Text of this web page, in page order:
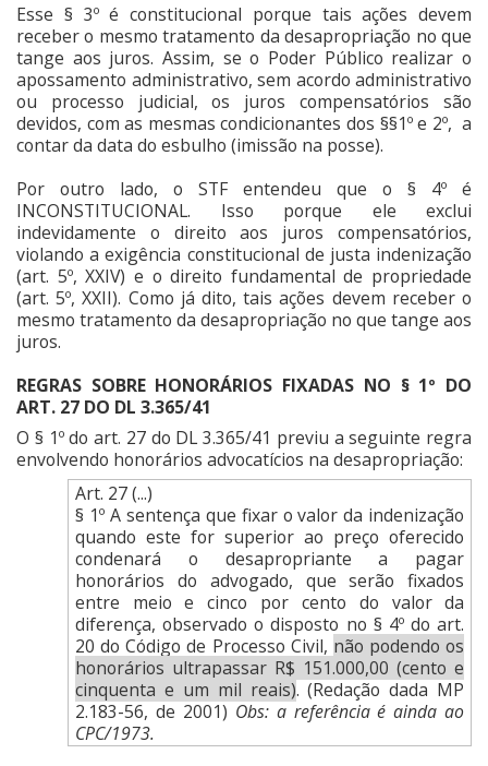
Esse § 3º é constitucional porque tais ações devem
receber o mesmo tratamento da desapropriação no que
tange aos juros. Assim, se o Poder Público realizar o
apossamento administrativo, sem acordo administrativo
ou processo judicial, os juros compensatórios são
devidos, com as mesmas condicionantes dos §§1º e 2º, a
contar da data do esbulho (imissão na posse).
Por outro lado, o STF entendeu que o § 4º é
INCONSTITUCIONAL. Isso porque ele exclui
indevidamente o direito aos juros compensatórios,
violando a exigência constitucional de justa indenização
(art. 5º, XXIV) e o direito fundamental de propriedade
(art. 5º, XXII). Como já dito, tais ações devem receber o
mesmo tratamento da desapropriação no que tange aos
juros.
REGRAS SOBRE HONORÁRIOS FIXADAS NO § 1º DO
ART. 27 DO DL 3.365/41
O § 1º do art. 27 do DL 3.365/41 previu a seguinte regra
envolvendo honorários advocatícios na desapropriação:
Art. 27 (...)
§ 1º A sentença que fixar o valor da indenização
quando este for superior ao preço oferecido
condenará o desapropriante a pagar
honorários do advogado, que serão fixados
entre meio e cinco por cento do valor da
diferença, observado o disposto no § 4º do art.
20 do Código de Processo Civil, não podendo os
honorários ultrapassar R$ 151.000,00 (cento e
cinquenta e um mil reais). (Redação dada MP
2.183-56, de 2001) Obs: a referência é ainda ao
CPC/1973.